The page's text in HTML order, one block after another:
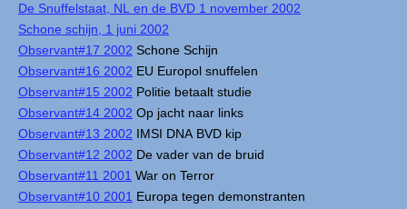
De Snuffelstaat, NL en de BVD 1 november 2002
Schone schijn, 1 juni 2002
Observant#17 2002 Schone Schijn
Observant#16 2002 EU Europol snuffelen
Observant#15 2002 Politie betaalt studie
Observant#14 2002 Op jacht naar links
Observant#13 2002 IMSI DNA BVD kip
Observant#12 2002 De vader van de bruid
Observant#11 2001 War on Terror
Observant#10 2001 Europa tegen demonstranten